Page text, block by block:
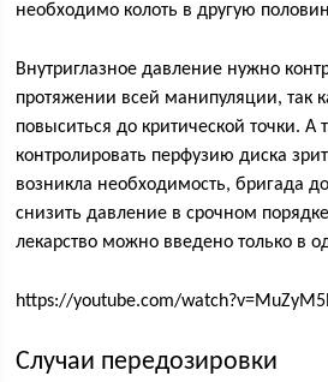
необходимо колоть в другую
Внутриглазное давление нужно
протяжении всей манипуляции, так
повыситься до критической точки. А
контролировать перфузию диска
возникла необходимость, бригада
снизить давление в срочном
лекарство можно введено только в
https://youtube.com/
Случаи передозировки